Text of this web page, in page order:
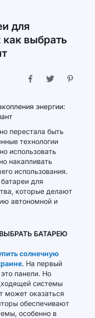
для
как выбрать
перестала быть
технологии
использовать
накапливать
использования.
для
которые делают
автономной и
БАТАРЕЮ
солнечную
. На первый
панели. Но
системы
может оказаться
обеспечивают
особенно в